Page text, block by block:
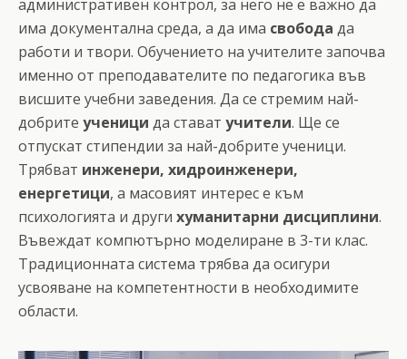
административен контрол, за него не е важно да
има документална среда, а да има свобода да
работи и твори. Обучението на учителите започва
именно от преподавателите по педагогика във
висшите учебни заведения. Да се стремим най-
добрите ученици да стават учители. Ще се
отпускат стипендии за най-добрите ученици.
Трябват инженери, хидроинженери,
енергетици, а масовият интерес е към
психологията и други хуманитарни дисциплини.
Въвеждат компютърно моделиране в 3-ти клас.
Традиционната система трябва да осигури
усвояване на компетентности в необходимите
области.